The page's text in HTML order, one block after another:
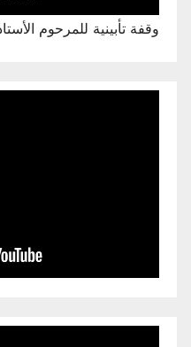
وقفة تأبينية للمرحوم